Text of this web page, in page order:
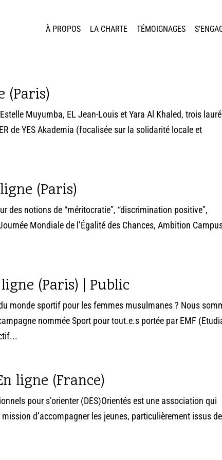
À PROPOS LA CHARTE TÉMOIGNAGES
(Paris)
Muyumba, EL Jean-Louis et Yara Al Khaled, trois
de YES Akademia (focalisée sur la solidarité locale et
(Paris)
des notions de “méritocratie”, “discrimination positive”,
Mondiale de l’Égalité des Chances, Ambition
(Paris) | Public
monde sportif pour les femmes musulmanes ? Nous
nommée Sport pour tout.e.s portée par EMF
ligne (France)
pour s’orienter (DES)Orientés est une association qui
d’accompagner les jeunes, particulièrement issus de